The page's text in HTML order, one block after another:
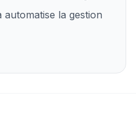
automatise la gestion